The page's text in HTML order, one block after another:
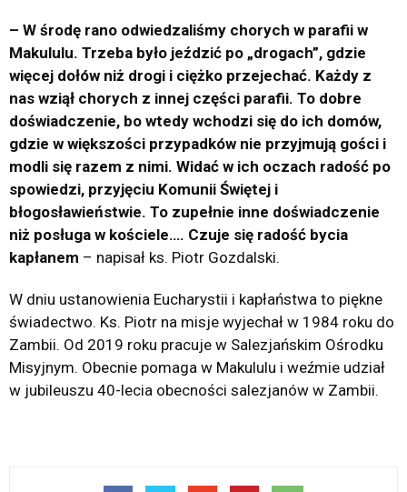
– W środę rano odwiedzaliśmy chorych w parafii w
Makululu. Trzeba było jeździć po „drogach”, gdzie
więcej dołów niż drogi i ciężko przejechać. Każdy z
nas wziął chorych z innej części parafii. To dobre
doświadczenie, bo wtedy wchodzi się do ich domów,
gdzie w większości przypadków nie przyjmują gości i
modli się razem z nimi. Widać w ich oczach radość po
spowiedzi, przyjęciu Komunii Świętej i
błogosławieństwie. To zupełnie inne doświadczenie
niż posługa w kościele…. Czuje się radość bycia
kapłanem – napisał ks. Piotr Gozdalski.
W dniu ustanowienia Eucharystii i kapłaństwa to piękne
świadectwo. Ks. Piotr na misje wyjechał w 1984 roku do
Zambii. Od 2019 roku pracuje w Salezjańskim Ośrodku
Misyjnym. Obecnie pomaga w Makululu i weźmie udział
w jubileuszu 40-lecia obecności salezjanów w Zambii.